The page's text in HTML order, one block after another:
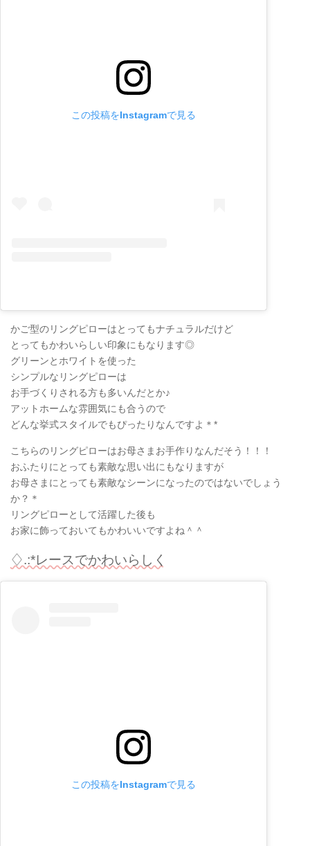
この投稿をInstagramで見る
かご型のリングピローはとってもナチュラルだけど
とってもかわいらしい印象にもなります◎
グリーンとホワイトを使った
シンプルなリングピローは
お手づくりされる方も多いんだとか♪
アットホームな雰囲気にも合うので
どんな挙式スタイルでもぴったりなんですよ＊*
こちらのリングピローはお母さまお手作りなんだそう！！！
おふたりにとっても素敵な思い出にもなりますが
お母さまにとっても素敵なシーンになったのではないでしょう
か？＊
リングピローとして活躍した後も
お家に飾っておいてもかわいいですよね＾＾
♢.:*レースでかわいらしく
この投稿をInstagramで見る